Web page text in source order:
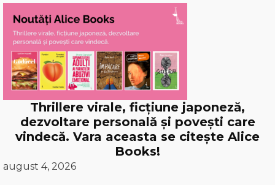
Thrillere virale, ficțiune japoneză,
dezvoltare personală și povești care
vindecă. Vara aceasta se citește Alice
Books!
august 4, 2026